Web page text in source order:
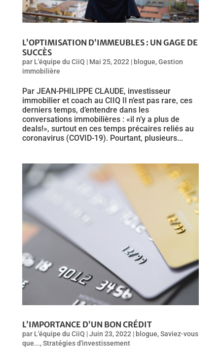
L’OPTIMISATION D’IMMEUBLES : UN GAGE DE
SUCCÈS
par L'équipe du CiiQ | Mai 25, 2022 | blogue,Gestion
immobilière
Par JEAN-PHILIPPE CLAUDE, investisseur
immobilier et coach au CIIQ Il n’est pas rare, ces
derniers temps, d’entendre dans les
conversations immobilières : «il n’y a plus de
deals!», surtout en ces temps précaires reliés au
coronavirus (COVID-19). Pourtant, plusieurs...
L’IMPORTANCE D’UN BON CRÉDIT
par L'équipe du CiiQ |Juin 23, 2022| blogue,Saviez-vous
que...,Stratégies d'investissement